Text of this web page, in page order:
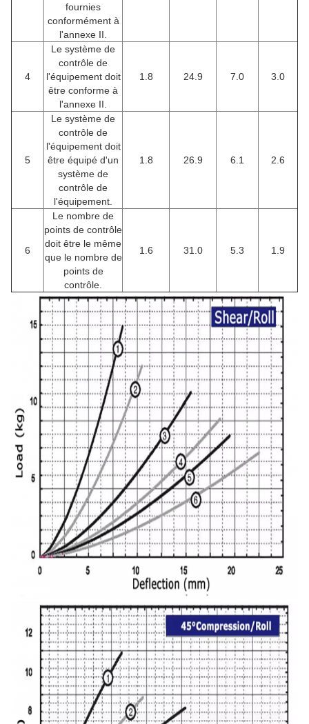
fournies
conformément à
l'annexe II.
4
Le système de
contrôle de
l'équipement doit
être conforme à
l'annexe II.
1.8 24.9 7.0 3.0
5
Le système de
contrôle de
l'équipement doit
être équipé d'un
système de
contrôle de
l'équipement.
1.8 26.9 6.1 2.6
6
Le nombre de
points de contrôle
doit être le même
que le nombre de
points de
contrôle.
1.6 31.0 5.3 1.9